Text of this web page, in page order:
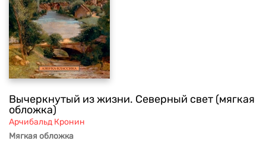
Вычеркнутый из жизни. Северный свет (мягкая
обложка)
Арчибальд Кронин
Мягкая обложка